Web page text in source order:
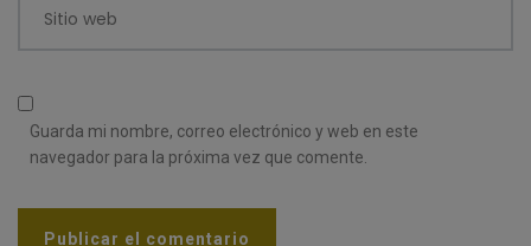
Sitio web
Guarda mi nombre, correo electrónico y web en este
navegador para la próxima vez que comente.